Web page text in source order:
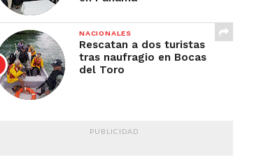
NACIONALES
Rescatan a dos turistas
tras naufragio en Bocas
del Toro
PUBLICIDAD